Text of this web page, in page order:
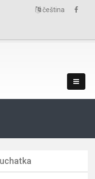
čeština